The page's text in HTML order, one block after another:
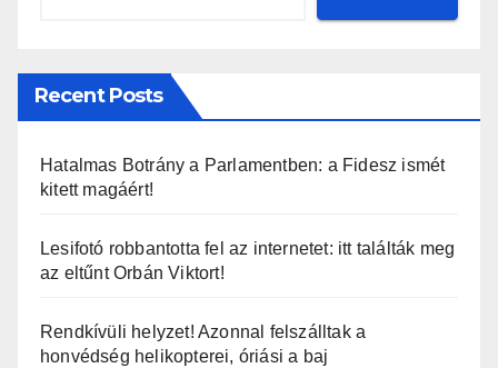
Recent Posts
Hatalmas Botrány a Parlamentben: a Fidesz ismét
kitett magáért!
Lesifotó robbantotta fel az internetet: itt találták meg
az eltűnt Orbán Viktort!
Rendkívüli helyzet! Azonnal felszálltak a
honvédség helikopterei, óriási a baj